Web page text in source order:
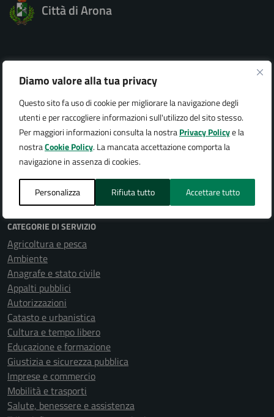
Diamo valore alla tua privacy
Questo sito fa uso di cookie per migliorare la navigazione degli
utenti e per raccogliere informazioni sull'utilizzo del sito stesso.
Per maggiori informazioni consulta la nostraPrivacy Policye la
nostraCookie Policy. La mancata accettazione comporta la
navigazione in assenza di cookies.
Personalizza Rifiuta tutto Accettare tutto
Città di Arona
AMMINISTRAZIONE
Organi di governo
Aree amministrative
Uffici
Enti e fondazioni
Politici
Personale amministrativo
Documenti e dati
CATEGORIE DI SERVIZIO
Agricoltura e pesca
Ambiente
Anagrafe e stato civile
Appalti pubblici
Autorizzazioni
Catasto e urbanistica
Cultura e tempo libero
Educazione e formazione
Giustizia e sicurezza pubblica
Imprese e commercio
Mobilità e trasporti
Salute, benessere e assistenza